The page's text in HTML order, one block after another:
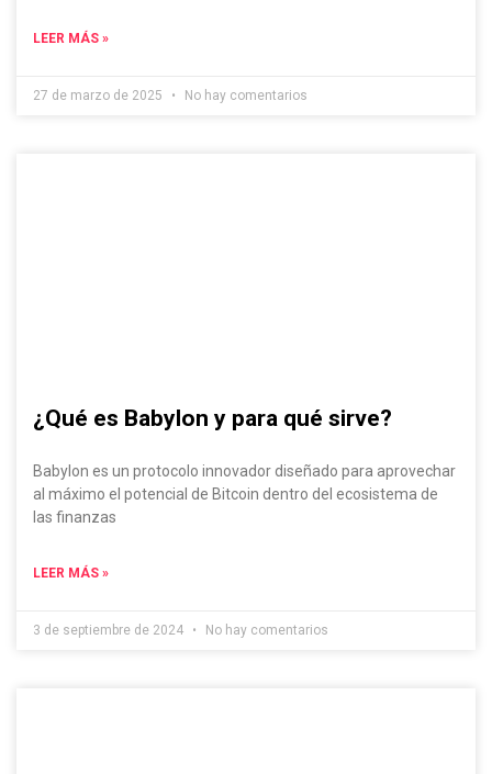
LEER MÁS »
27 de marzo de 2025 No hay comentarios
¿Qué es Babylon y para qué sirve?
Babylon es un protocolo innovador diseñado para aprovechar
al máximo el potencial de Bitcoin dentro del ecosistema de
las finanzas
LEER MÁS »
3 de septiembre de 2024 No hay comentarios